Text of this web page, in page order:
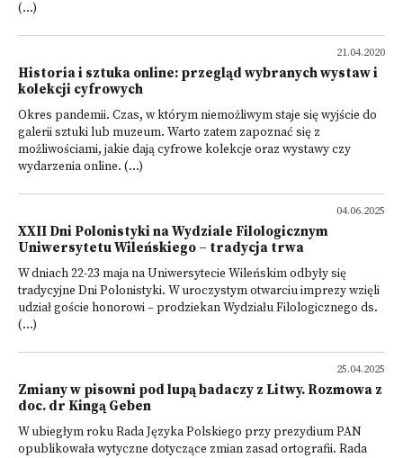
(...)
21.04.2020
Historia i sztuka online: przegląd wybranych wystaw i
kolekcji cyfrowych
Okres pandemii. Czas, w którym niemożliwym staje się wyjście do
galerii sztuki lub muzeum. Warto zatem zapoznać się z
możliwościami, jakie dają cyfrowe kolekcje oraz wystawy czy
wydarzenia online. (...)
04.06.2025
XXII Dni Polonistyki na Wydziale Filologicznym
Uniwersytetu Wileńskiego – tradycja trwa
W dniach 22-23 maja na Uniwersytecie Wileńskim odbyły się
tradycyjne Dni Polonistyki. W uroczystym otwarciu imprezy wzięli
udział goście honorowi – prodziekan Wydziału Filologicznego ds.
(...)
25.04.2025
Zmiany w pisowni pod lupą badaczy z Litwy. Rozmowa z
doc. dr Kingą Geben
W ubiegłym roku Rada Języka Polskiego przy prezydium PAN
opublikowała wytyczne dotyczące zmian zasad ortografii. Rada